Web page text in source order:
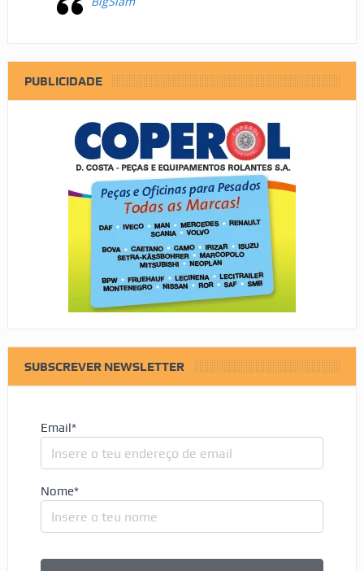
PUBLICIDADE
SUBSCREVER NEWSLETTER
Email*
Nome*